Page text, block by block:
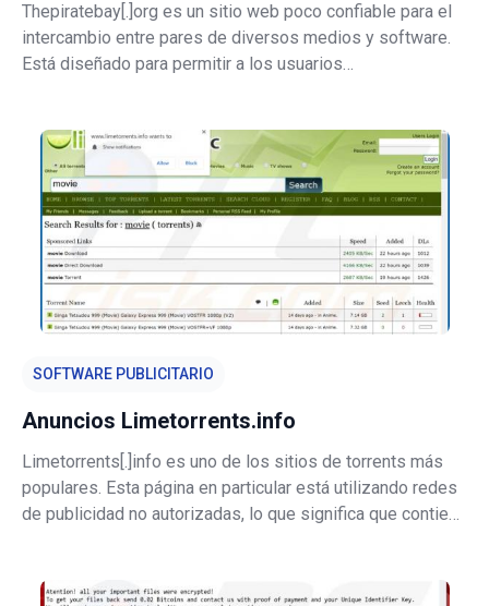
Thepiratebay[.]org es un sitio web poco confiable para el
intercambio entre pares de diversos medios y software.
Está diseñado para permitir a los usuarios
leyes de derechos de autor, también
SOFTWARE PUBLICITARIO
Anuncios Limetorrents.info
Limetorrents[.]info es uno de los sitios de torrents más
populares. Esta página en particular está utilizando redes
de publicidad no autorizadas, lo que significa que contiene
usan el